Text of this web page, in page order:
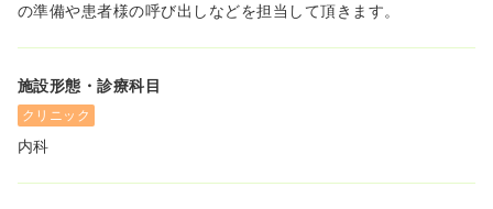
の準備や患者様の呼び出しなどを担当して頂きます。
施設形態・診療科目
クリニック
内科